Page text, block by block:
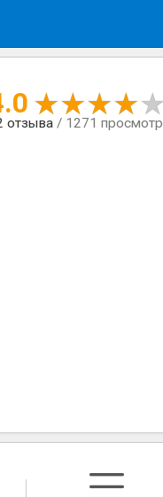
отзыва/ 1271 просмотр